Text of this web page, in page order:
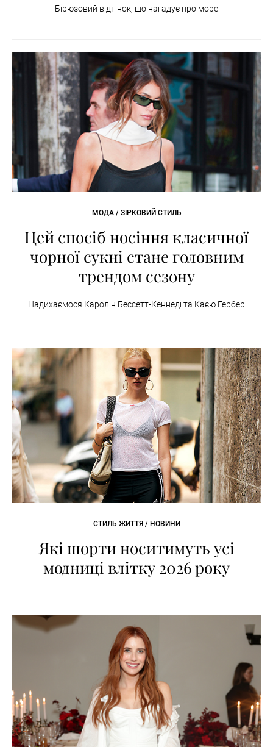
Бірюзовий відтінок, що нагадує про море
МОДА / ЗІРКОВИЙ СТИЛЬ
Цей спосіб носіння класичної
чорної сукні стане головним
трендом сезону
Надихаємося Каролін Бессетт-Кеннеді та Каєю Гербер
СТИЛЬ ЖИТТЯ / НОВИНИ
Які шорти носитимуть усі
модниці влітку 2026 року